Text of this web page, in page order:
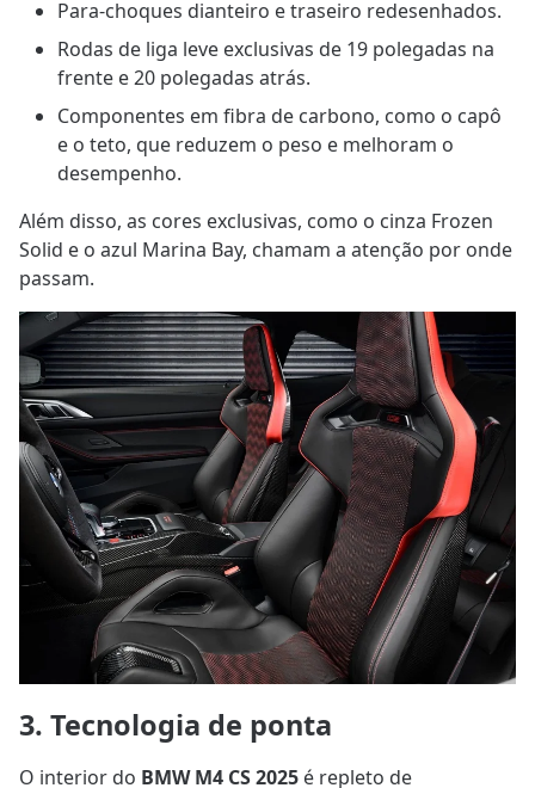
Para-choques dianteiro e traseiro redesenhados.
Rodas de liga leve exclusivas de 19 polegadas na
frente e 20 polegadas atrás.
Componentes em fibra de carbono, como o capô
e o teto, que reduzem o peso e melhoram o
desempenho.
Além disso, as cores exclusivas, como o cinza Frozen
Solid e o azul Marina Bay, chamam a atenção por onde
passam.
3. Tecnologia de ponta
O interior do BMW M4 CS 2025 é repleto de